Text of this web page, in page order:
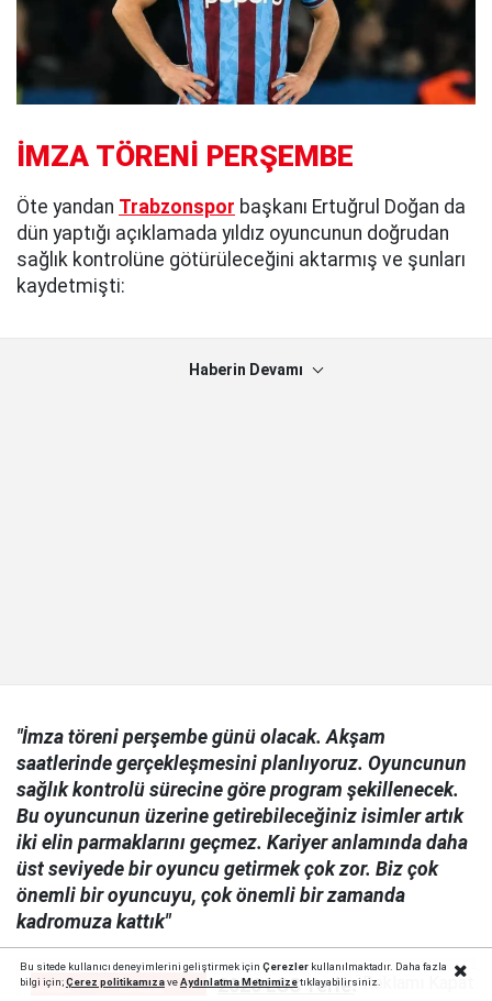
İMZA TÖRENİ PERŞEMBE
Öte yandan Trabzonspor başkanı Ertuğrul Doğan da
dün yaptığı açıklamada yıldız oyuncunun doğrudan
sağlık kontrolüne götürüleceğini aktarmış ve şunları
kaydetmişti:
Haberin Devamı
"İmza töreni perşembe günü olacak. Akşam
saatlerinde gerçekleşmesini planlıyoruz. Oyuncunun
sağlık kontrolü sürecine göre program şekillenecek.
Bu oyuncunun üzerine getirebileceğiniz isimler artık
iki elin parmaklarını geçmez. Kariyer anlamında daha
üst seviyede bir oyuncu getirmek çok zor. Biz çok
önemli bir oyuncuyu, çok önemli bir zamanda
kadromuza kattık"
2026 LGS Yerleştirme
Bu sitede kullanıcı deneyimlerini geliştirmek için Çerezlerkullanılmaktadır. Daha fazla
bilgi için;Çerez politikamızaveAydınlatma Metnimizetıklayabilirsiniz.Reklamı Kapat